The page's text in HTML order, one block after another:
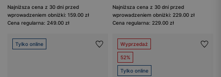
Najniższa cena z 30 dni przed
wprowadzeniem obniżki: 159.00 zł
Cena regularna: 249.00 zł
Najniższa cena z 30 dni przed
wprowadzeniem obniżki: 229.00 zł
Cena regularna: 229.00 zł
Tylko online Wyprzedaż
52%
Tylko online